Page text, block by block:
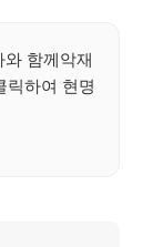
함께악재
릭하여 현명